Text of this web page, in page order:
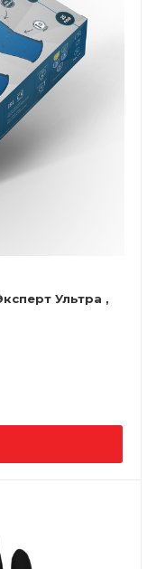
Ультра ,